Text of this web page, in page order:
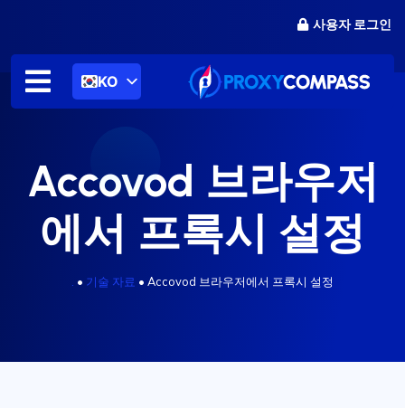
츠
사용자 로그인
KO
Accovod 브라우저
에서 프록시 설정
• 기술 자료 • Accovod 브라우저에서 프록시 설정